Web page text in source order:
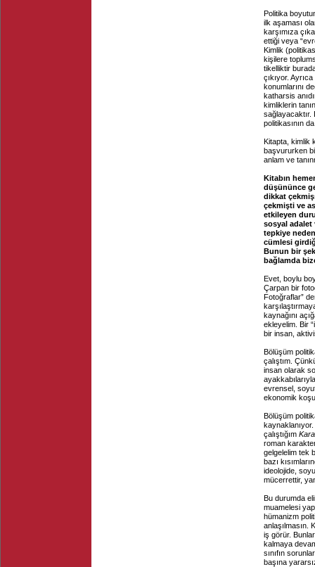
Politika
ilk aşaması
karşımıza
ettiği veya
Kimlik
kişilere
tikelliktir
çıkıyor.
konumlarını
katharsis
kimliklerin
sağlayacaktır.
politikasının
Kitapta, kimlik
başvururken
anlam ve
Kitabın
düşününce
dikkat
çekmişti ve
etkileyen
sosyal adalet
tepkiye
cümlesi
Bunun bir
bağlamda
Evet, boylu
Çarpan bir
Fotoğraflar”
kaynağını
ekleyelim. Bir
bir insan,
Bölüşüm
çalıştım.
insan olarak
evrensel,
ekonomik
Bölüşüm
çalıştığım
roman
gelgelelim tek
bazı
ideolojide,
mücerrettir,
Bu durumda
muamelesi
hümanizm
anlaşılmasın.
iş görür.
kalmaya
sınıfın
başına